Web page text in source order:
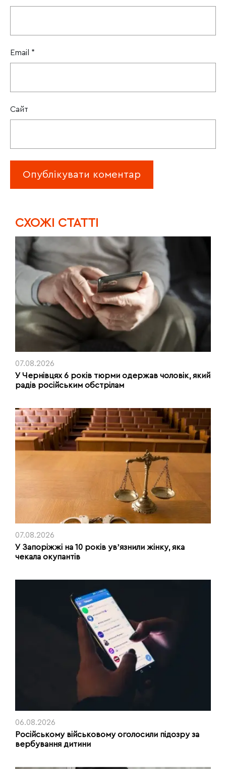
Email *
Сайт
CХОЖІ СТАТТІ
07.08.2026
У Чернівцях 6 років тюрми одержав чоловік, який
радів російським обстрілам
07.08.2026
У Запоріжжі на 10 років увʼязнили жінку, яка
чекала окупантів
06.08.2026
Російському військовому оголосили підозру за
вербування дитини